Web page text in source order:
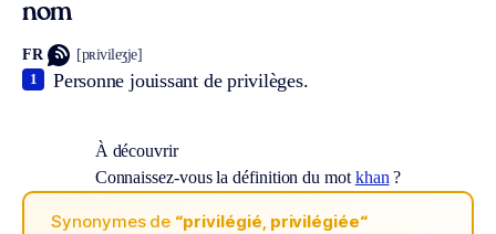
nom
FR [pʀivileʒje]
Personne jouissant de privilèges.
1
À découvrir
Connaissez-vous la définition du mot khan ?
Synonymes de “privilégié, privilégiée“